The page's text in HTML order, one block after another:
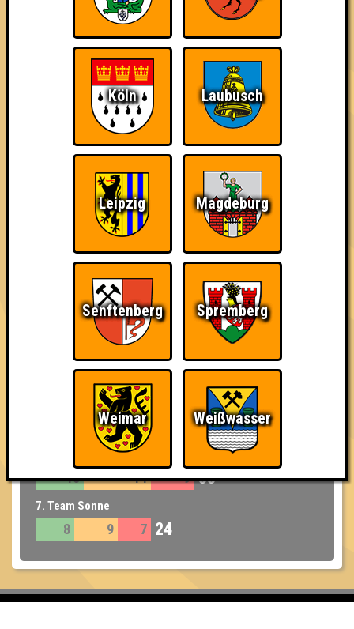
15 15 44
2. Team Neiße
13 41
3. Die schwarzhörnigen Totengräberkäfer
15 12 39
3. next level shit
13 14 39
4. Die Schlaufüchse
14 11 36
4. Kugelwürfelrunde
5. BigBangQuizzers
13 13 9 35
13 11 9 33
6. Wannabrains
15 10 33
6. Bierlein, Bierlein in der Hand
10 14 9 33
7. Team Sonne
8 9 7 24
Köln Laubusch
Leipzig Magdeburg
Senftenberg Spremberg
Weimar Weißwasser